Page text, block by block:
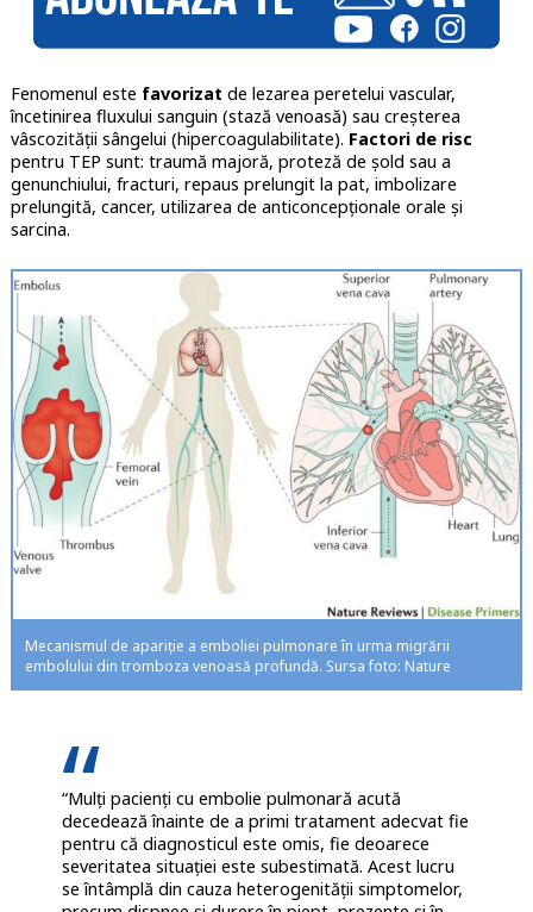
Fenomenul este favorizat de lezarea peretelui vascular,
încetinirea fluxului sanguin (stază venoasă) sau creșterea
vâscozității sângelui (hipercoagulabilitate). Factori de risc
pentru TEP sunt: traumă majoră, proteză de șold sau a
genunchiului, fracturi, repaus prelungit la pat, imbolizare
prelungită, cancer, utilizarea de anticoncepționale orale și
sarcina.
Mecanismul de apariție a emboliei pulmonare în urma migrării
embolului din tromboza venoasă profundă. Sursa foto: Nature
“Mulți pacienți cu embolie pulmonară acută
decedează înainte de a primi tratament adecvat fie
pentru că diagnosticul este omis, fie deoarece
severitatea situației este subestimată. Acest lucru
se întâmplă din cauza heterogenității simptomelor,